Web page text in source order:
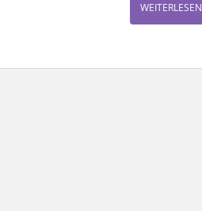
WEITERLESEN